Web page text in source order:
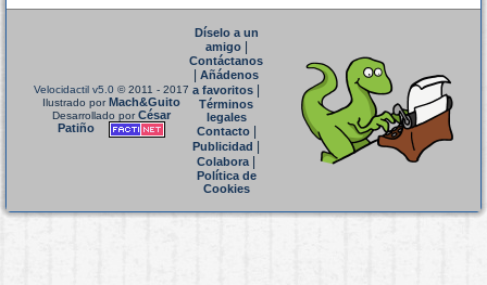
Velocidactil v5.0 © 2011 - 2017
Ilustrado porMach&Guito
Desarrollado porCésar
Patiño
Díselo a un
amigo|
Contáctanos
Añádenos
a favoritos
Términos
legales
Contacto|
Publicidad
Colabora|
Política de
Cookies